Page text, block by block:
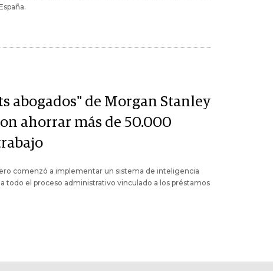
abogados" de Morgan Stanley
ahorrar más de 50.000
comenzó a implementar un sistema de inteligencia
todo el proceso administrativo vinculado a los préstamos